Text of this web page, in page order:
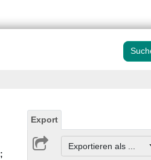
;
Export
Exportieren als ...